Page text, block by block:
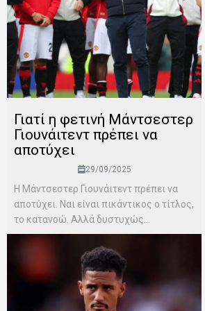
Γιατί η φετινή Μάντσεστερ
Γιουνάιτεντ πρέπει να
αποτύχει
29/09/2025
Η Μάντσεστερ Γιουνάιτεντ πρέπει να
αποτύχει. Ναι είναι πικάντικος ο τίτλος,
το κατανοώ. Αλλά δυστυχώς...